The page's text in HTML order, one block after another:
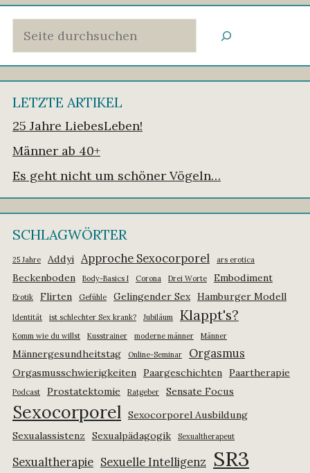
LETZTE ARTIKEL
25 Jahre LiebesLeben!
Männer ab 40+
Es geht nicht um schöner Vögeln…
SCHLAGWÖRTER
25 Jahre Addyi Approche Sexocorporel ars erotica
Beckenboden Body-Basics I Corona Drei Worte Embodiment
Erotik Flirten Gefühle Gelingender Sex Hamburger Modell
Identität ist schlechter Sex krank? Jubiläum Klappt's?
Komm wie du willst Kusstrainer moderne männer Männer
Männergesundheitstag Online-Seminar Orgasmus
Orgasmusschwierigkeiten Paargeschichten Paartherapie
Podcast Prostatektomie Ratgeber Sensate Focus
Sexocorporel Sexocorporel Ausbildung
Sexualassistenz
Sexualpädagogik Sexualtherapeut
Sexualtherapie Sexuelle Intelligenz SR3